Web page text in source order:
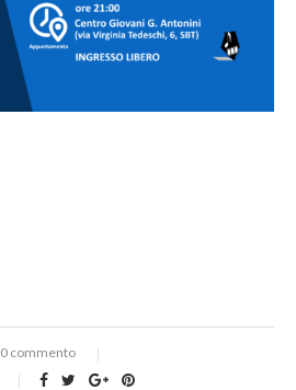
0 commento